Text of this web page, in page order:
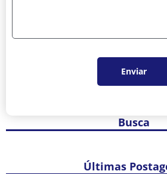
Busca
Últimas
Enviar